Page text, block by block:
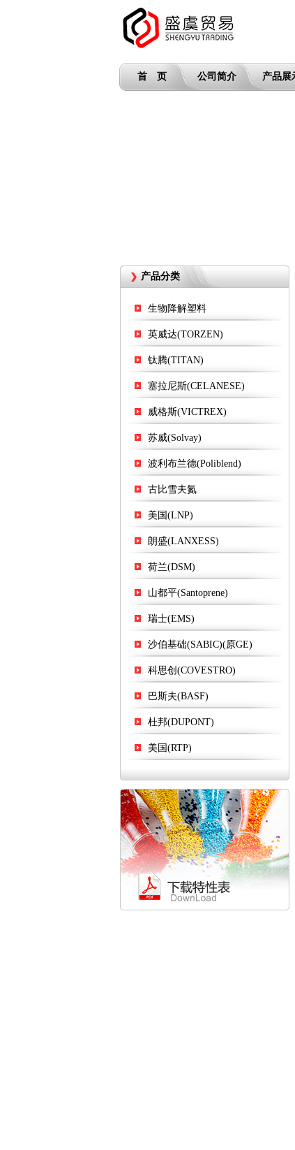
首 页 公司简介 产品展
产品分类
生物降解塑料
英威达(TORZEN)
钛腾(TITAN)
塞拉尼斯(CELANESE)
威格斯(VICTREX)
苏威(Solvay)
波利布兰德(Poliblend)
古比雪夫氮
美国(LNP)
朗盛(LANXESS)
荷兰(DSM)
山都平(Santoprene)
瑞士(EMS)
沙伯基础(SABIC)(原GE)
科思创(COVESTRO)
巴斯夫(BASF)
杜邦(DUPONT)
美国(RTP)